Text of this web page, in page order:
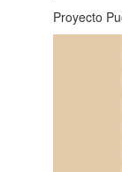
Proyecto